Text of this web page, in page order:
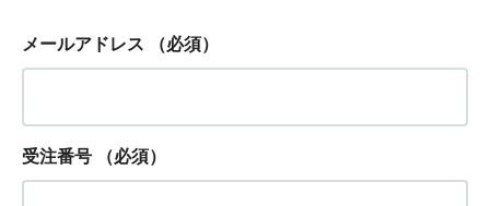
メールアドレス （必須）
受注番号 （必須）